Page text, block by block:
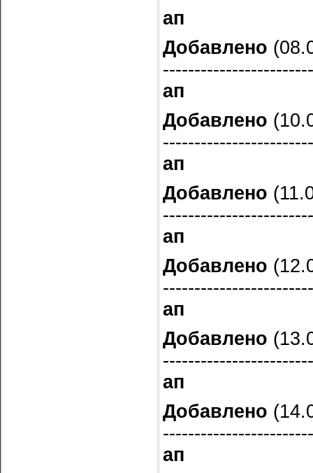
ап
Добавлено
ап
Добавлено
ап
Добавлено
ап
Добавлено
ап
Добавлено
ап
Добавлено
ап